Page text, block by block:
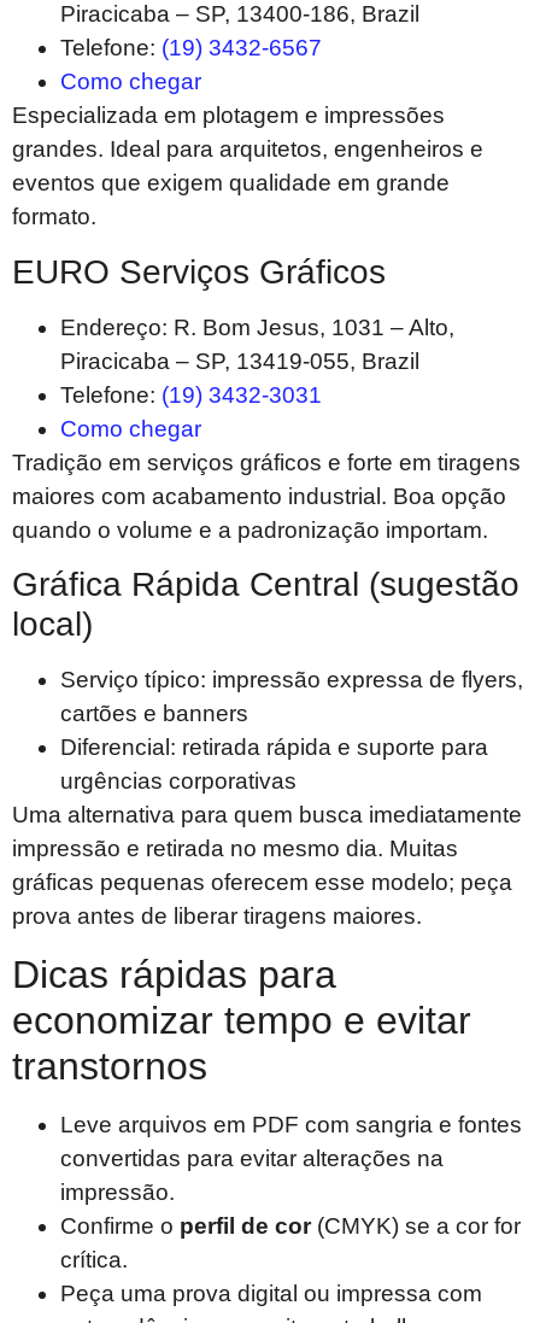
Piracicaba – SP, 13400-186, Brazil
Telefone: (19) 3432-6567
Como chegar
Especializada em plotagem e impressões
grandes. Ideal para arquitetos, engenheiros e
eventos que exigem qualidade em grande
formato.
EURO Serviços Gráficos
Endereço: R. Bom Jesus, 1031 – Alto,
Piracicaba – SP, 13419-055, Brazil
Telefone: (19) 3432-3031
Como chegar
Tradição em serviços gráficos e forte em tiragens
maiores com acabamento industrial. Boa opção
quando o volume e a padronização importam.
Gráfica Rápida Central (sugestão
local)
Serviço típico: impressão expressa de flyers,
cartões e banners
Diferencial: retirada rápida e suporte para
urgências corporativas
Uma alternativa para quem busca imediatamente
impressão e retirada no mesmo dia. Muitas
gráficas pequenas oferecem esse modelo; peça
prova antes de liberar tiragens maiores.
Dicas rápidas para
economizar tempo e evitar
transtornos
Leve arquivos em PDF com sangria e fontes
convertidas para evitar alterações na
impressão.
Confirme o perfil de cor(CMYK) se a cor for
crítica.
Peça uma prova digital ou impressa com